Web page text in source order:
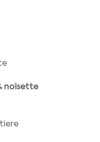
noisette